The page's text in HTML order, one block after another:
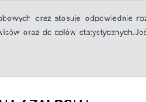
oraz stosuje odpowiednie
oraz do celów